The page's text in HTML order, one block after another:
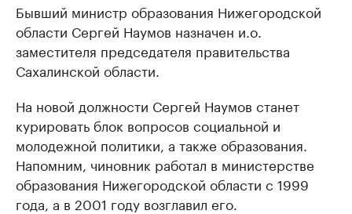
Бывший министр образования Нижегородской
области Сергей Наумов назначен и.о.
заместителя председателя правительства
Сахалинской области.
На новой должности Сергей Наумов станет
курировать блок вопросов социальной и
молодежной политики, а также образования.
Напомним, чиновник работал в министерстве
образования Нижегородской области с 1999
года, а в 2001 году возглавил его.